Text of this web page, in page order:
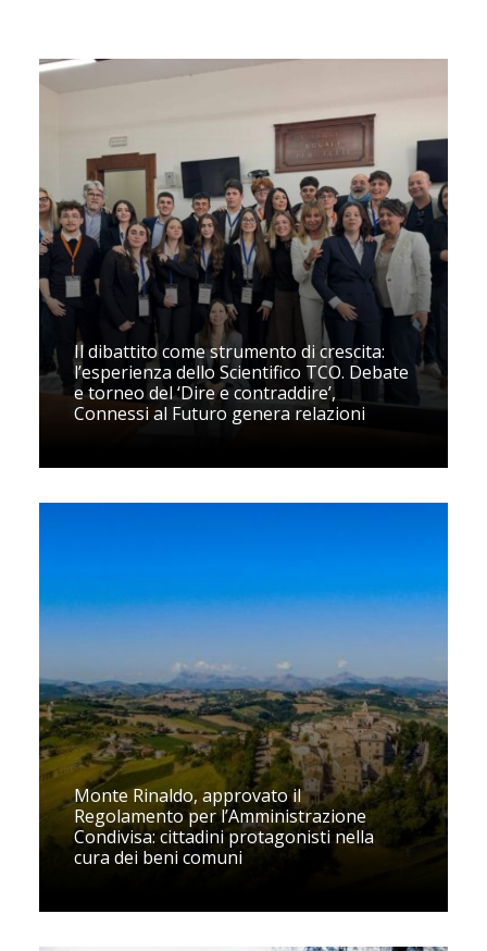
Il dibattito come strumento di crescita:
l’esperienza dello Scientifico TCO. Debate
e torneo del ‘Dire e contraddire’,
Connessi al Futuro genera relazioni
Monte Rinaldo, approvato il
Regolamento per l’Amministrazione
Condivisa: cittadini protagonisti nella
cura dei beni comuni